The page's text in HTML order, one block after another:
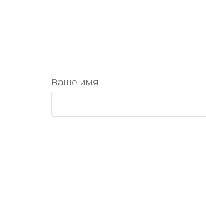
Ваше имя